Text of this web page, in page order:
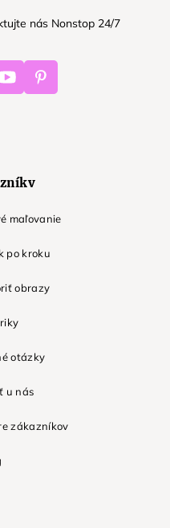
nás Nonstop 24/7
Youtube Pinterest
maľovanie
po kroku
obrazy
otázky
u nás
zákazníkov